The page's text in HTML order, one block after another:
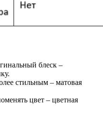
блеск –
стильным – матовая
цвет – цветная